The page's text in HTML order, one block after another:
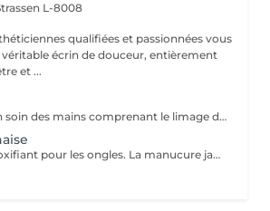
L-8008
qualifiées et passionnées vous
écrin de douceur, entièrement
et ...
La manucure est un soin des mains comprenant le limage des ongles, la pousse et la coupe des cuticules, gommage, massage avec crème de soin et application d'un vernis transparent si désiré.
Soin des mains détoxifiant pour les ongles. La manucure japonaise consiste à polir et nettoyer les ongles en profondeur pour ensuite les nourrir avec une pâte à base de cire d'abeille qui va oxygéner l'ongle. L'ongle ressort brillant naturellement et pour une durée de 3 semaines. Comprend le limage des ongles, la pousse et la coupe des cuticules, polissage, application de la pâte à base de cire d'abeille et de la poudre fixante, gommage, massage avec crème de soin et application d'un vernis transparent si désiré.